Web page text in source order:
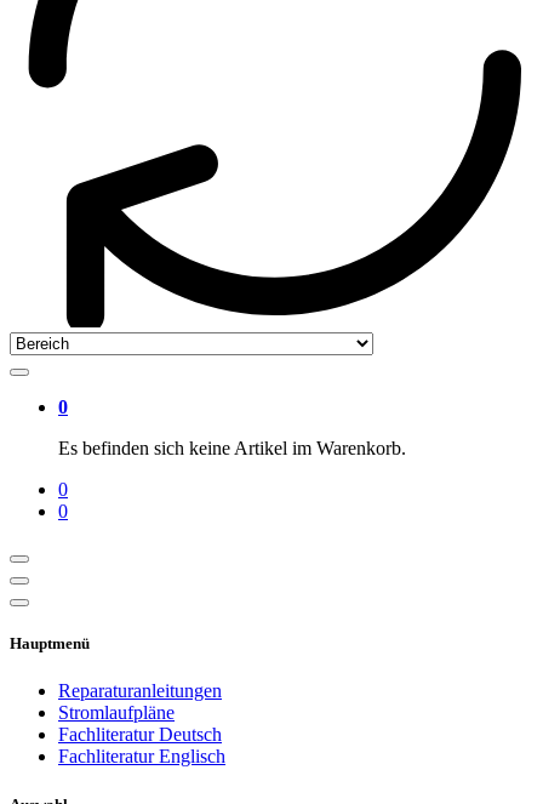
0
Es befinden sich keine Artikel im Warenkorb.
0
0
Hauptmenü
Reparaturanleitungen
Stromlaufpläne
Fachliteratur Deutsch
Fachliteratur Englisch